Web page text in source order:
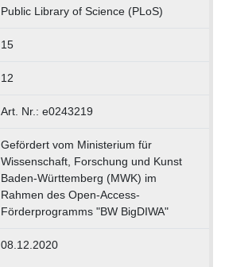
Public Library of Science (PLoS)
15
12
Art. Nr.: e0243219
Gefördert vom Ministerium für
Wissenschaft, Forschung und Kunst
Baden-Württemberg (MWK) im
Rahmen des Open-Access-
Förderprogramms "BW BigDIWA"
08.12.2020